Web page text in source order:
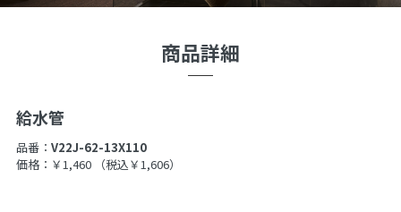
商品詳細
給水管
品番： V22J-62-13X110
価格：￥1,460
（税込￥1,606）